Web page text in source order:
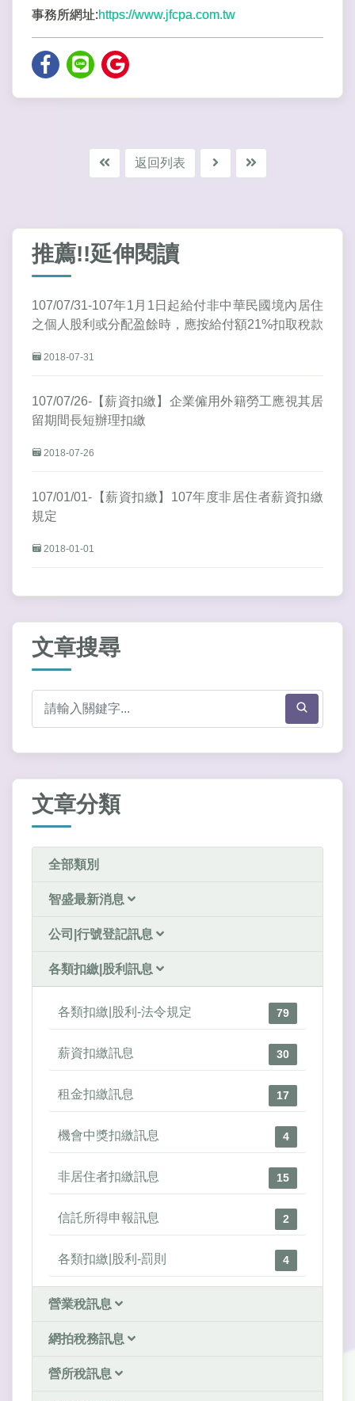
事務所網址:https://www.jfcpa.com.tw
返回列表
推薦!!延伸閱讀
107/07/31-107年1月1日起給付非中華民國境內居住
之個人股利或分配盈餘時，應按給付額21%扣取稅款
2018-07-31
107/07/26-【薪資扣繳】企業僱用外籍勞工應視其居
留期間長短辦理扣繳
2018-07-26
107/01/01-【薪資扣繳】107年度非居住者薪資扣繳
規定
2018-01-01
文章搜尋
文章分類
全部類別
智盛最新消息
公司|行號登記訊息
各類扣繳|股利訊息
各類扣繳|股利-法令規定 79
薪資扣繳訊息 30
租金扣繳訊息 17
機會中獎扣繳訊息 4
非居住者扣繳訊息 15
信託所得申報訊息 2
各類扣繳|股利-罰則 4
營業稅訊息
網拍稅務訊息
營所稅訊息